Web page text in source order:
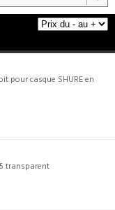
pour casque SHURE en
transparent